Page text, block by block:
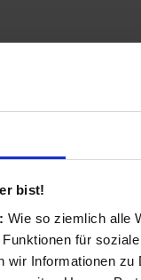
bist!
Wie so ziemlich alle
für
wir Informationen
Smartphone